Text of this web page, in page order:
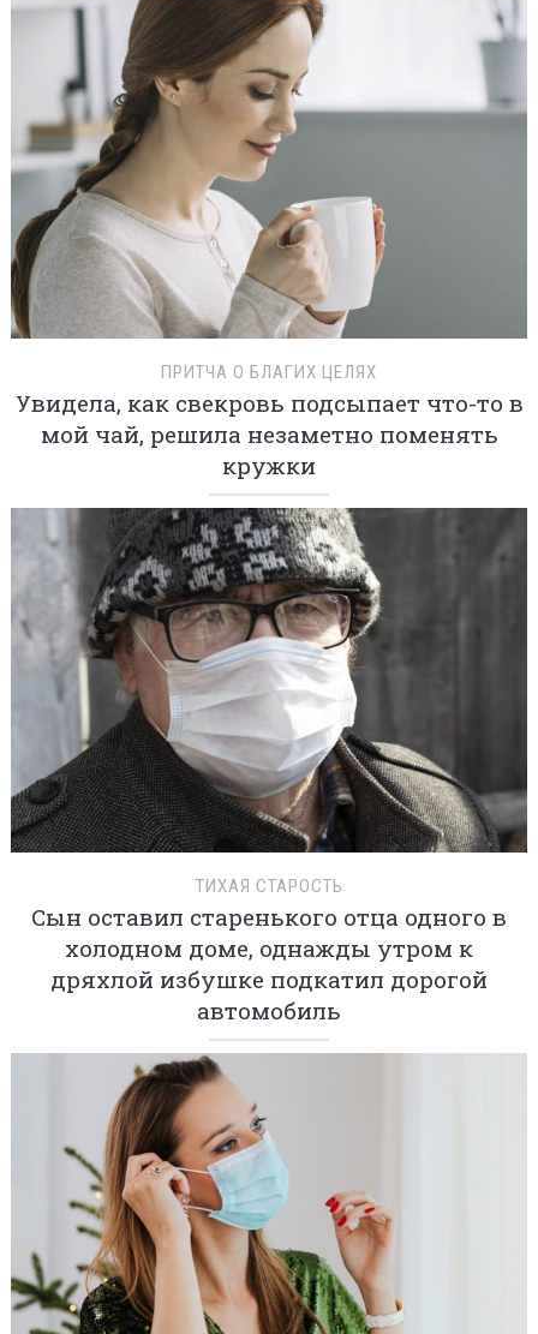
ПРИТЧА О БЛАГИХ ЦЕЛЯХ
Увидела, как свекровь подсыпает что-то в
мой чай, решила незаметно поменять
кружки
ТИХАЯ СТАРОСТЬ
Сын оставил старенького отца одного в
холодном доме, однажды утром к
дряхлой избушке подкатил дорогой
автомобиль